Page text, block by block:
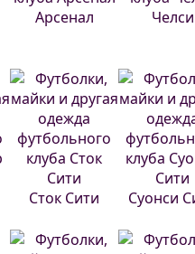
Арсенал
Челси
Сток Сити Суонси